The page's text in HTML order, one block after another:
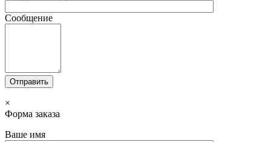
Сообщение
×
Форма заказа
Ваше имя